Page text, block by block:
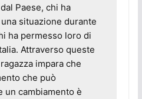
Paese, chi ha
una situazione durante
ha permesso loro di
Attraverso queste
impara che
che può
un cambiamento è